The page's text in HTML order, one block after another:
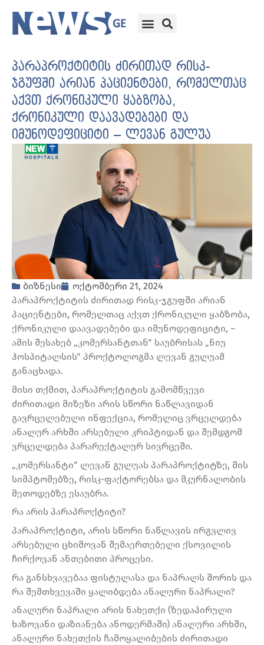
პარაპროქტიტის ძირითად რისკ-
ჯგუფში არიან პაციენტები, რომელთაც
აქვთ ქრონიკული ყაბზობა,
ქრონიკული დაავადებები და
იმუნოდეფიციტი – ლევან გულუა
ბიზნესი
ოქტომბერი 21, 2024
პარაპროქტიტის ძირითად რისკ-ჯგუფში არიან
პაციენტები, რომელთაც აქვთ ქრონიკული ყაბზობა,
ქრონიკული დაავადებები და იმუნოდეფიციტი, –
ამის შესახებ „კომერსანტთან“ საუბრისას „ნიუ
ჰოსპიტალსის“ პროქტოლოგმა ლევან გულუამ
განაცხადა.
მისი თქმით, პარაპროქტიტის გამომწვევი
ძირითადი მიზეზი არის სწორი ნაწლავიდან
გავრცელებული ინფექცია, რომელიც ვრცელდება
ანალურ არხში არსებული კრიპტიდან და შემდგომ
ვრცელდება პარარექტალურ სივრცეში.
„კომერსანტი“ ლევან გულუას პარაპროქტიტზე, მის
სიმპტომებზე, რისკ-ფაქტორებსა და მკურნალობის
მეთოდებზე ესაუბრა.
რა არის პარაპროქტიტი?
პარაპროქტიტი, არის სწორი ნაწლავის ირგვლივ
არსებული ცხიმოვან შემაერთებელი ქსოვილის
ჩირქოვან ანთებითი პროცესი.
რა განსხვავებაა ფისტულასა და ნაპრალს შორის და
რა შემთხვევაში ყალიბდება ანალური ნაპრალი?
ანალური ნაპრალი არის ნახეთქი (ზედაპირული
ხაზოვანი დაზიანება ანოდერმაში) ანალური არხში,
ანალური ნახეთქის ჩამოყალიბების ძირითადი